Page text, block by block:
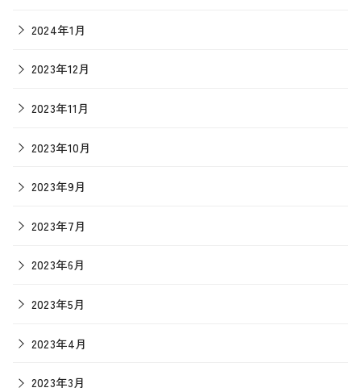
2024年1月
2023年12月
2023年11月
2023年10月
2023年9月
2023年7月
2023年6月
2023年5月
2023年4月
2023年3月